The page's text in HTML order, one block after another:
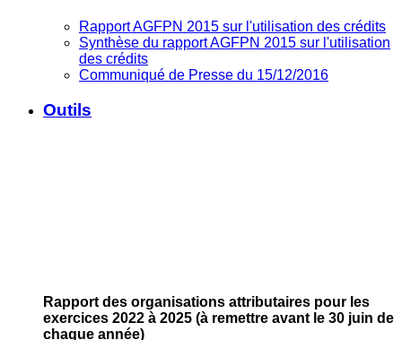
Rapport AGFPN 2015 sur l'utilisation des crédits
Synthèse du rapport AGFPN 2015 sur l'utilisation
des crédits
Communiqué de Presse du 15/12/2016
Outils
Rapport des organisations attributaires pour les
exercices 2022 à 2025 (à remettre avant le 30 juin de
chaque année)